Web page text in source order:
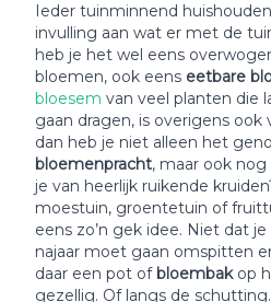
Ieder tuinminnend
invulling aan wat er met de
heb je het wel eens
bloemen, ook eens eetbare
bloesem van veel planten die
gaan dragen, is overigens ook
dan heb je niet alleen het
bloemenpracht, maar ook nog
je van heerlijk ruikende
moestuin, groentetuin of
eens zo’n gek idee. Niet dat
najaar moet gaan omspitten
daar een pot of bloembak op
gezellig. Of langs de schutting.